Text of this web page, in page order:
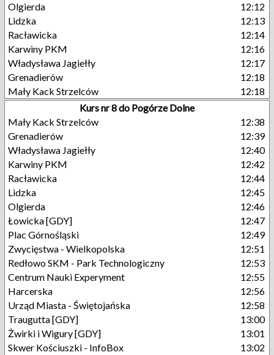
Olgierda
12:12
Lidzka
12:13
Racławicka
12:14
Karwiny PKM
12:16
Władysława Jagiełły
12:17
Grenadierów
12:18
Mały Kack Strzelców
12:18
Kurs nr 8 do Pogórze Dolne
Mały Kack Strzelców
12:38
Grenadierów
12:39
Władysława Jagiełły
12:40
Karwiny PKM
12:42
Racławicka
12:44
Lidzka
12:45
Olgierda
12:46
Łowicka [GDY]
12:47
Plac Górnośląski
12:49
Zwycięstwa - Wielkopolska
12:51
Redłowo SKM - Park Technologiczny
12:53
Centrum Nauki Experyment
12:55
Harcerska
12:56
Urząd Miasta - Świętojańska
12:58
Traugutta [GDY]
13:00
Żwirki i Wigury [GDY]
13:01
Skwer Kościuszki - InfoBox
13:02